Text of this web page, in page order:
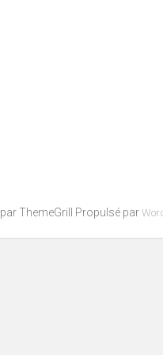
par ThemeGrill Propulsé par